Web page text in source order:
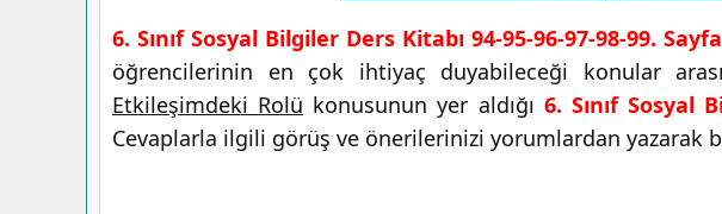
6. Sınıf Sosyal Bilgiler Ders Kitabı 94-95-96-97-98-99.
öğrencilerinin en çok ihtiyaç duyabileceği konular
Etkileşimdeki Rolü konusunun yer aldığı 6. Sınıf Sosyal
Cevaplarla ilgili görüş ve önerilerinizi yorumlardan yazarak